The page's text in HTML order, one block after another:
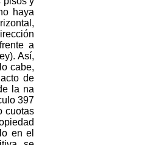
haya
a
Así,
cabe,
de
la na
397
cuotas
en el